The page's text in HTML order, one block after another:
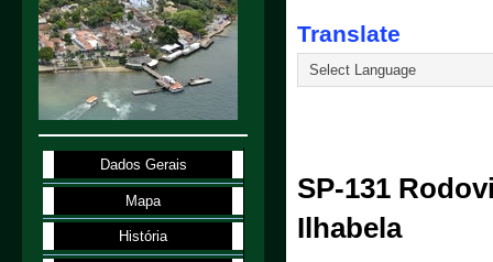
Translate
SP-131
Ilhabela
Dados Gerais
Mapa
História